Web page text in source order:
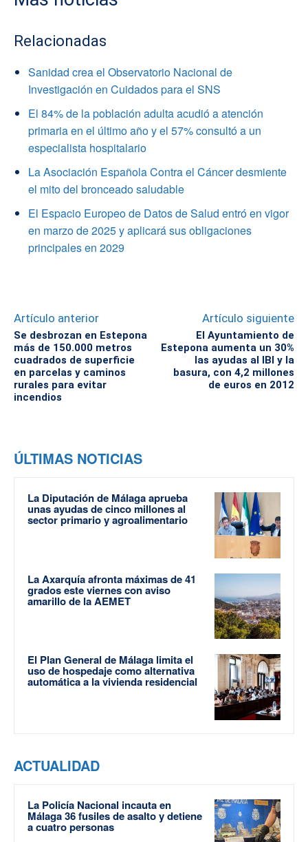
Relacionadas
Sanidad crea el Observatorio Nacional de
Investigación en Cuidados para el SNS
El 84% de la población adulta acudió a atención
primaria en el último año y el 57% consultó a un
especialista hospitalario
La Asociación Española Contra el Cáncer desmiente
el mito del bronceado saludable
El Espacio Europeo de Datos de Salud entró en vigor
en marzo de 2025 y aplicará sus obligaciones
principales en 2029
Artículo anterior
Se desbrozan en Estepona
más de 150.000 metros
cuadrados de superficie
en parcelas y caminos
rurales para evitar
incendios
Artículo siguiente
El Ayuntamiento de
Estepona aumenta un 30%
las ayudas al IBI y la
basura, con 4,2 millones
de euros en 2012
ÚLTIMAS NOTICIAS
La Diputación de Málaga aprueba
unas ayudas de cinco millones al
sector primario y agroalimentario
La Axarquía afronta máximas de 41
grados este viernes con aviso
amarillo de la AEMET
El Plan General de Málaga limita el
uso de hospedaje como alternativa
automática a la vivienda residencial
ACTUALIDAD
La Policía Nacional incauta en
Málaga 36 fusiles de asalto y detiene
a cuatro personas